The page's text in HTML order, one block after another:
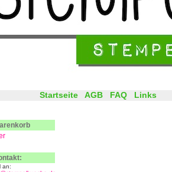
Startseite AGB FAQ Links
an: